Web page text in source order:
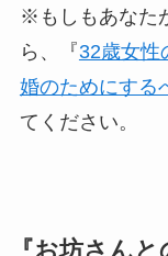
※もしもあなた
ら、『32歳女性
婚のためにする
てください。